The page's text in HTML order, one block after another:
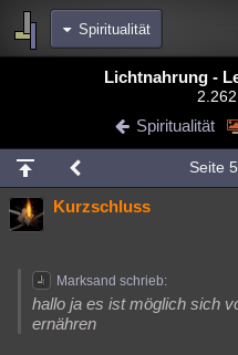
Spiritualität
Chat Wiki Neuigkeiten
meine Rubriken
Menschen Wissenschaft
Natur Umfragen
weitere Rubriken
Lichtnahrung -
Spiritualität
Seite
Kurzschluss
Marksand schrieb:
hallo ja es ist möglich sich
ernähren